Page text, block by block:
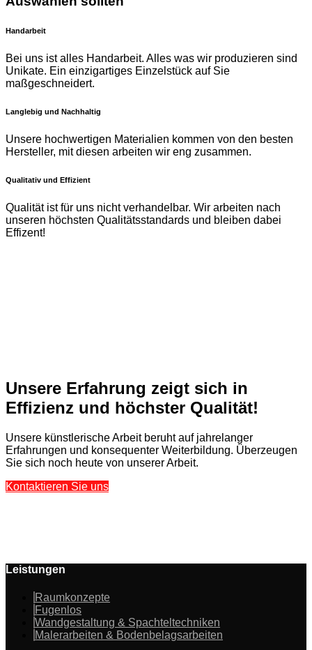
Handarbeit
Bei uns ist alles Handarbeit. Alles was wir produzieren sind
Unikate. Ein einzigartiges Einzelstück auf Sie
maßgeschneidert.
Langlebig und Nachhaltig
Unsere hochwertigen Materialien kommen von den besten
Hersteller, mit diesen arbeiten wir eng zusammen.
Qualitativ und Effizient
Qualität ist für uns nicht verhandelbar. Wir arbeiten nach
unseren höchsten Qualitätsstandards und bleiben dabei
Effizent!
Unsere Erfahrung zeigt sich in
Effizienz und höchster Qualität!
Unsere künstlerische Arbeit beruht auf jahrelanger
Erfahrungen und konsequenter Weiterbildung. Überzeugen
Sie sich noch heute von unserer Arbeit.
Kontaktieren Sie uns
Leistungen
Raumkonzepte
Fugenlos
Wandgestaltung & Spachteltechniken
Malerarbeiten & Bodenbelagsarbeiten